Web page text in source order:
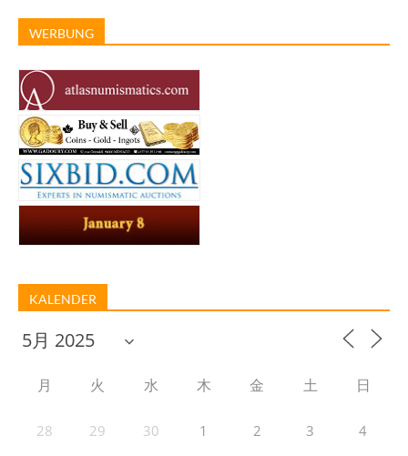
WERBUNG
KALENDER
月 火 水 木 金 土 日
28 29 30 1 2 3 4